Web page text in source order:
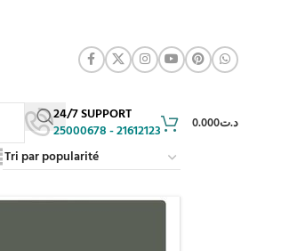
24/7 SUPPORT
25000678 - 21612123
د.ت0.000